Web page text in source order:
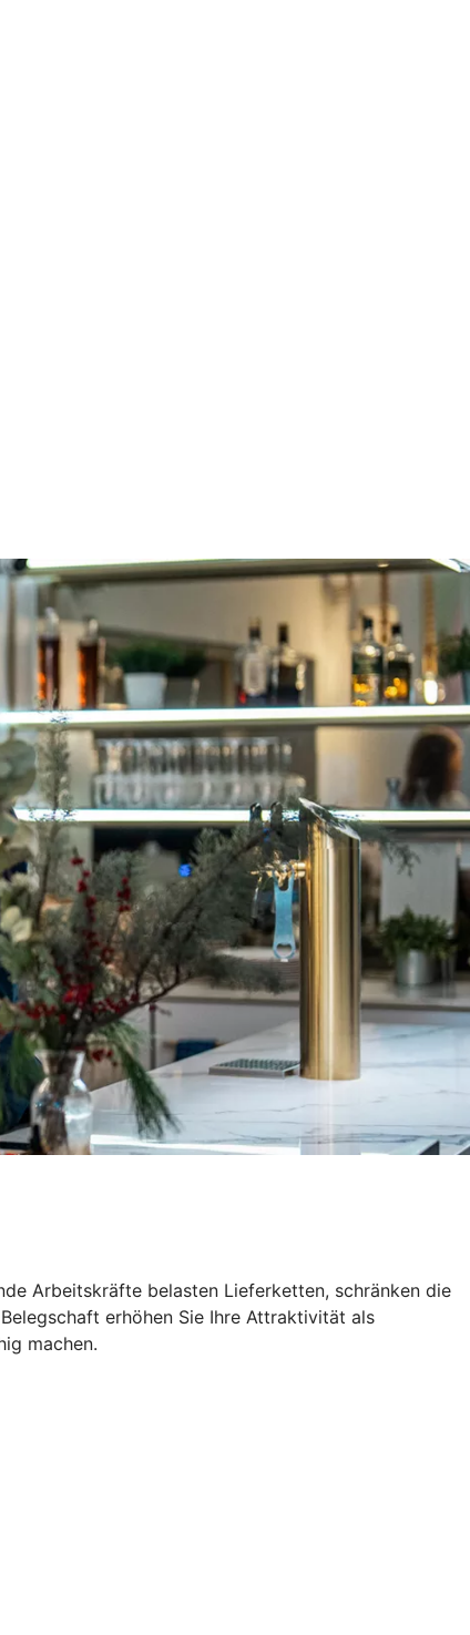
Arbeitskräfte belasten Lieferketten, schränken die
erhöhen Sie Ihre Attraktivität als
machen.